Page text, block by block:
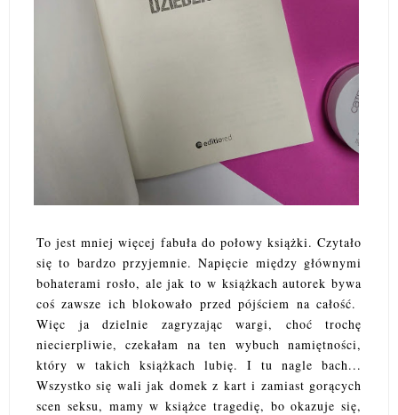
To jest mniej więcej fabuła do połowy książki. Czytało
się to bardzo przyjemnie. Napięcie między głównymi
bohaterami rosło, ale jak to w książkach autorek bywa
coś zawsze ich blokowało przed pójściem na całość.
Więc ja dzielnie zagryzając wargi, choć trochę
niecierpliwie, czekałam na ten wybuch namiętności,
który w takich książkach lubię. I tu nagle bach...
Wszystko się wali jak domek z kart i zamiast gorących
scen seksu, mamy w książce tragedię, bo okazuje się,